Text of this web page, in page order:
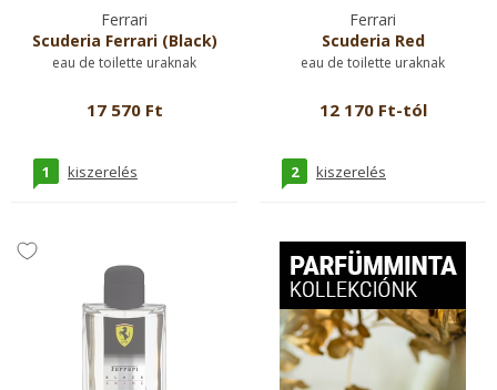
Ferrari
Scuderia Ferrari (Black)
eau de toilette uraknak
17 570 Ft
1 kiszerelés
Ferrari
Scuderia Red
eau de toilette uraknak
12 170 Ft-tól
2 kiszerelés